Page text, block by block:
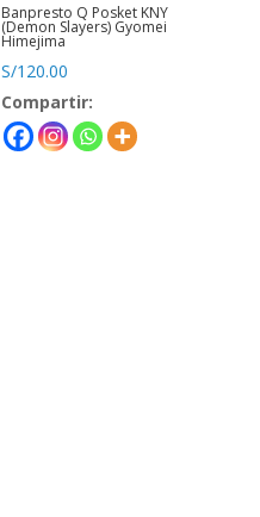
Banpresto Q Posket KNY
(Demon Slayers) Gyomei
Himejima
S/120.00
Compartir: